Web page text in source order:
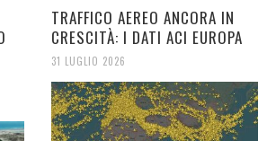
TRAFFICO AEREO ANCORA IN
CRESCITÀ: I DATI ACI EUROPA
31 LUGLIO 2026